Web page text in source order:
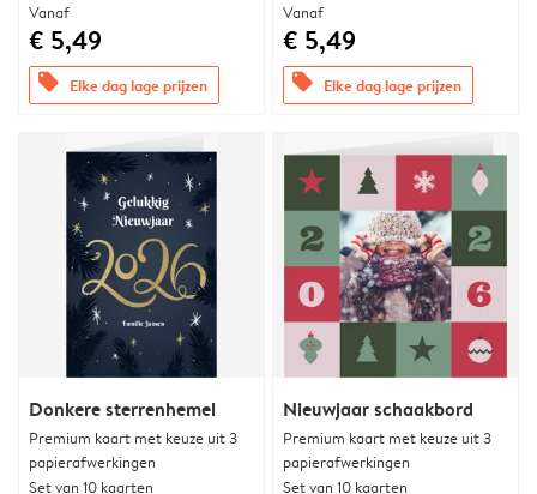
Vanaf
€ 5,49
offers Elke dag lage prijzen
Vanaf
€ 5,49
offers Elke dag lage prijzen
Donkere sterrenhemel
Premium kaart met keuze uit 3
papierafwerkingen
Set van 10 kaarten
Nieuwjaar schaakbord
Premium kaart met keuze uit 3
papierafwerkingen
Set van 10 kaarten